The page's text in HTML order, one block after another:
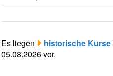
Es liegen
historische Kurse
05.08.2026 vor.